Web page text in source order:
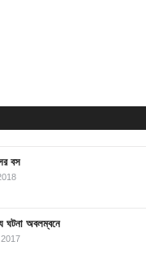
বস
ঘটনা অবলম্বনে